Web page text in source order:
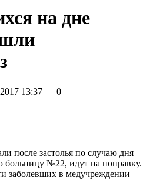
на дне
13:37
0
после застолья по случаю дня
№22, идут на поправку.
заболевших в медучреждении